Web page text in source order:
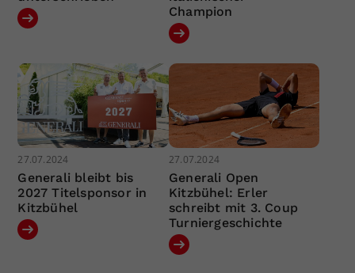
Champion
27.07.2024
Generali bleibt bis
2027 Titelsponsor in
Kitzbühel
27.07.2024
Generali Open
Kitzbühel: Erler
schreibt mit 3. Coup
Turniergeschichte